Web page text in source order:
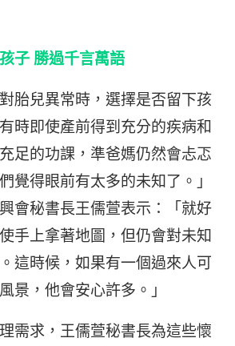
子 勝過千言萬語
胎兒異常時，選擇是否留下孩
時即使產前得到充分的疾病和
足的功課，準爸媽仍然會忐忑
覺得眼前有太多的未知了。」
會秘書長王儒萱表示：「就好
手上拿著地圖，但仍會對未知
這時候，如果有一個過來人可
景，他會安心許多。」
需求，王儒萱秘書長為這些懷